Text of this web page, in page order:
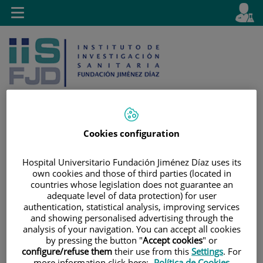
Jump to content
selector
Active
en
Toggle
navigation
Cookies configuration
Hospital Universitario Fundación Jiménez Díaz uses its
own cookies and those of third parties (located in
countries whose legislation does not guarantee an
adequate level of data protection) for user
authentication, statistical analysis, improving services
and showing personalised advertising through the
analysis of your navigation. You can accept all cookies
by pressing the button "Accept cookies" or
configure/refuse them their use from this Settings. For